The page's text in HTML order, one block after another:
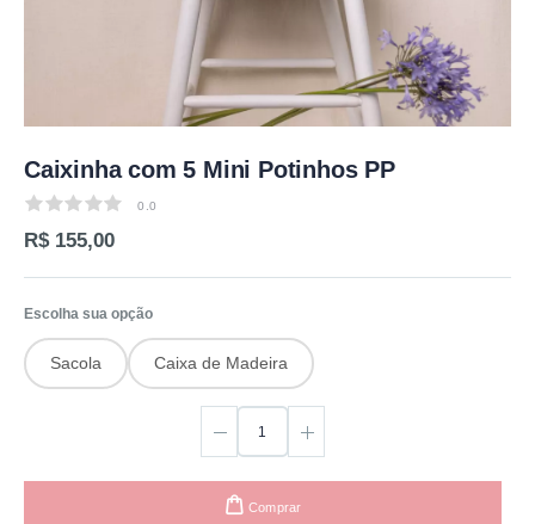
Caixinha com 5 Mini Potinhos PP
0.0
0.0
R$ 155,00
Escolha sua opção
Sacola Caixa de Madeira
Comprar